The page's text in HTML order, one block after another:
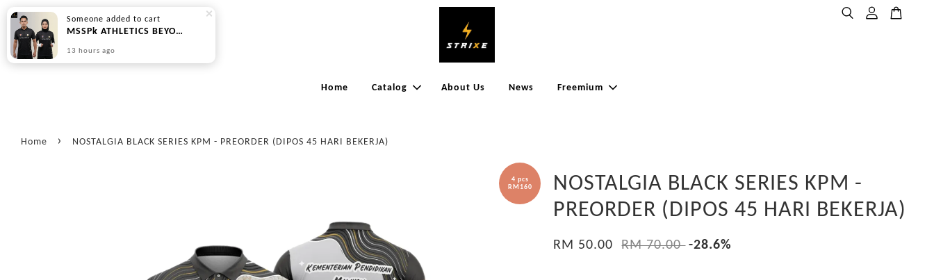
Home Catalog About Us News Freemium
Home › NOSTALGIA BLACK SERIES KPM - PREORDER (DIPOS 45 HARI BEKERJA)
4 pcs
RM160
NOSTALGIA BLACK SERIES KPM -
PREORDER (DIPOS 45 HARI BEKERJA)
RM 50.00 RM 70.00 -28.6%
Someone added to cart
MSSPk ATHLETICS BEYOND SERIES - PREORDER
13 hours ago